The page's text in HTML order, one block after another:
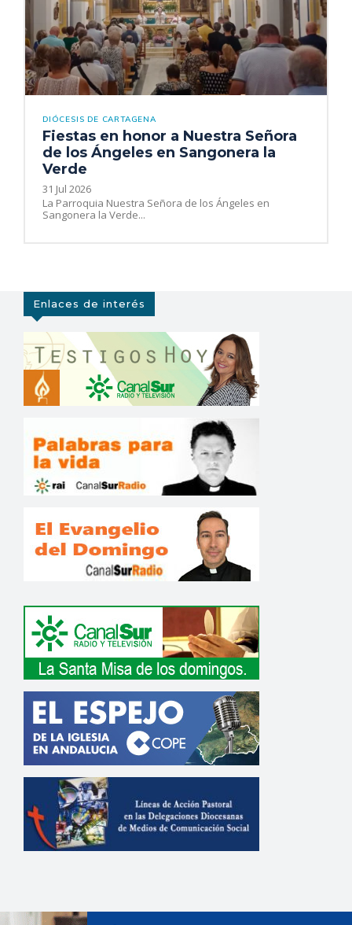
DIÓCESIS DE CARTAGENA
Fiestas en honor a Nuestra Señora
de los Ángeles en Sangonera la
Verde
31 Jul 2026
La Parroquia Nuestra Señora de los Ángeles en
Sangonera la Verde...
Enlaces de interés